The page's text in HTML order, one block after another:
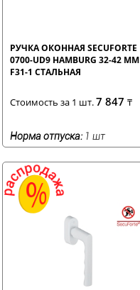
РУЧКА ОКОННАЯ SECUFORTE
0700-UD9 HAMBURG 32-42 ММ
F31-1 СТАЛЬНАЯ
Стоимость за 1 шт.7 847 ₸
Норма отпуска:1 шт